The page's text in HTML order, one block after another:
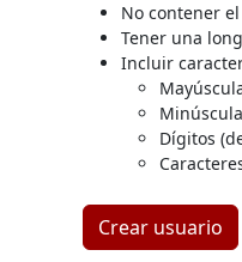
No contener
Tener una
Incluir
Dígitos
Crear usuario